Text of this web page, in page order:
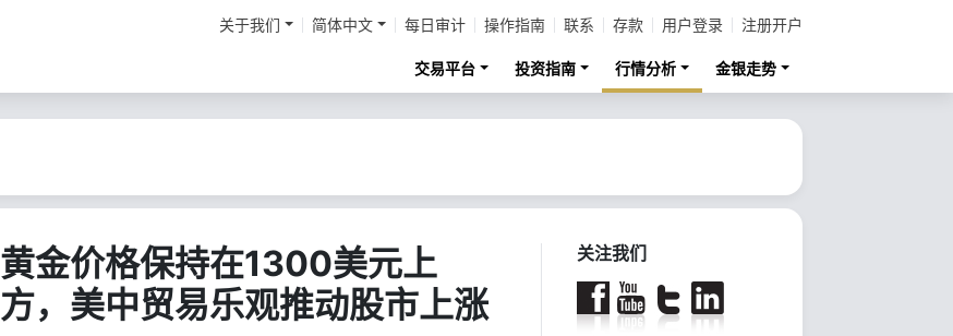
关于我们 简体中文 每日审计 操作指南 联系 存款 用户登录 注册开户
交易平台 投资指南 行情分析 金银走势
黄金价格保持在1300美元上
方，美中贸易乐观推动股市上涨
关注我们